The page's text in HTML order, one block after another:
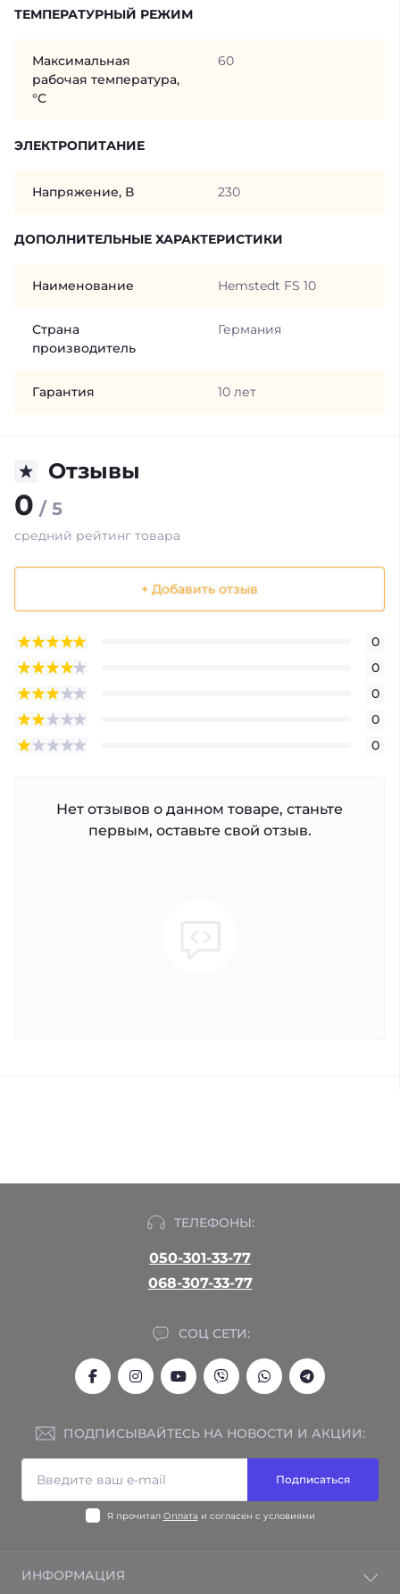
ТЕМПЕРАТУРНЫЙ РЕЖИМ
Максимальная
рабочая температура,
°C
60
ЭЛЕКТРОПИТАНИЕ
Напряжение, В 230
ДОПОЛНИТЕЛЬНЫЕ ХАРАКТЕРИСТИКИ
Наименование Hemstedt FS 10
Страна
производитель
Германия
Гарантия 10 лет
Отзывы
0 / 5
средний рейтинг товара
+ Добавить отзыв
0
0
0
0
0
Нет отзывов о данном товаре, станьте
первым, оставьте свой отзыв.
ТЕЛЕФОНЫ:
050-301-33-77
068-307-33-77
СОЦ СЕТИ:
ПОДПИСЫВАЙТЕСЬ НА НОВОСТИ И АКЦИИ:
Подписаться
Я прочитал Оплата и согласен с условиями
ИНФОРМАЦИЯ